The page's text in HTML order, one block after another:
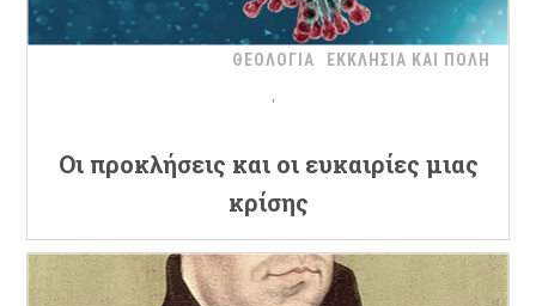
ΘΕΟΛΟΓΙΑ ΕΚΚΛΗΣΙΑ ΚΑΙ ΠΟΛΗ
Oι προκλήσεις και οι ευκαιρίες μιας
κρίσης